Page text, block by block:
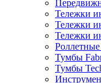
Тележки
Тележки
Тележки
Тумбы
Тумбы